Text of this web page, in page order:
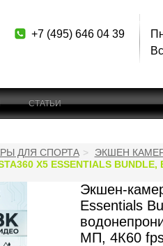
+7 (495) 646 04 39
СТАТЬИ
ДЛЯ СПОРТА ЭКШЕН
X5 ESSENTIALS
Экшен-
Essentials
МП, 4К60